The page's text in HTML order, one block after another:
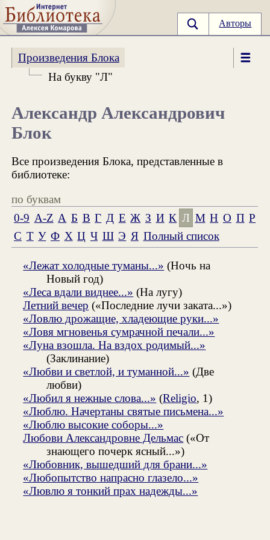
Авторы
Произведения Блока
На букву "Л"
Александр Александрович
Блок
Все произведения Блока, представленные в
библиотеке:
по буквам
0-9 A-Z А Б В Г Д Е Ж З И К Л М Н О П Р
С Т У Ф Х Ц Ч Ш Э Я Полный список
«Лежат холодные туманы...» (Ночь на
Новый год)
«Леса вдали виднее...» (На лугу)
Летний вечер («Последние лучи заката...»)
«Ловлю дрожащие, хладеющие руки...»
«Ловя мгновенья сумрачной печали...»
«Луна взошла. На вздох родимый...»
(Заклинание)
«Любви и светлой, и туманной...» (Две
любви)
«Любил я нежные слова...» (Religio, 1)
«Люблю. Начертаны святые письмена...»
«Люблю высокие соборы...»
Любови Александровне Дельмас («От
знающего почерк ясный...»)
«Любовник, вышедший для брани...»
«Любопытство напрасно глазело...»
«Лювлю я тонкий прах надежды...»